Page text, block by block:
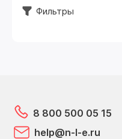
Фильтры
8 800 500 05 15
help@n-l-e.ru